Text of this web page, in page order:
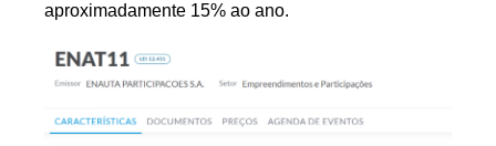
aproximadamente 15% ao ano.